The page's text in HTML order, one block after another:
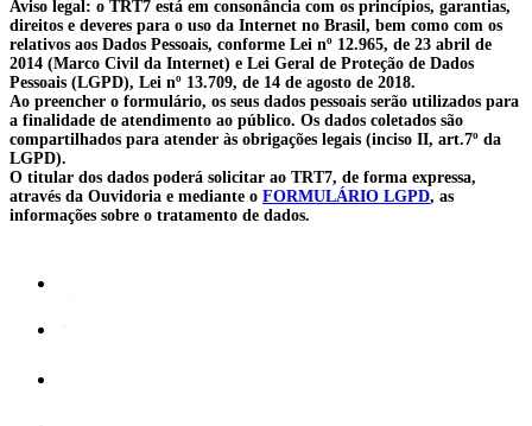
Aviso legal: o TRT7 está em consonância com os princípios, garantias,
direitos e deveres para o uso da Internet no Brasil, bem como com os
relativos aos Dados Pessoais, conforme Lei nº 12.965, de 23 abril de
2014 (Marco Civil da Internet) e Lei Geral de Proteção de Dados
Pessoais (LGPD), Lei nº 13.709, de 14 de agosto de 2018.
Ao preencher o formulário, os seus dados pessoais serão utilizados para
a finalidade de atendimento ao público. Os dados coletados são
compartilhados para atender às obrigações legais (inciso II, art.7º da
LGPD).
O titular dos dados poderá solicitar ao TRT7, de forma expressa,
através da Ouvidoria e mediante o FORMULÁRIO LGPD, as
informações sobre o tratamento de dados.